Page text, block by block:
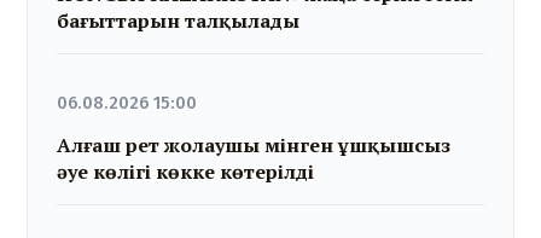
бағыттарын талқылады
06.08.2026 15:00
Алғаш рет жолаушы мінген ұшқышсыз
әуе көлігі көкке көтерілді